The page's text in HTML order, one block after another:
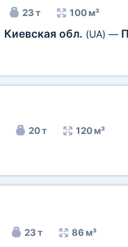
23 т 100 м³
Киевская обл. (UA) —
20 т 120 м³
23 т 86 м³